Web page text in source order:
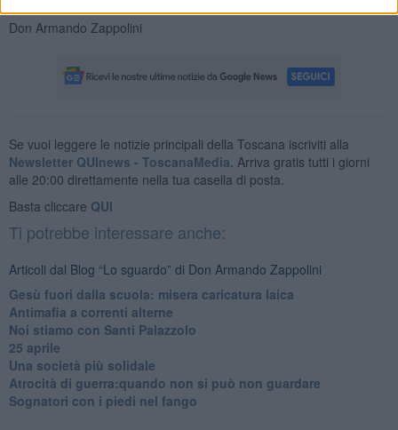
Don Armando Zappolini
Se vuoi leggere le notizie principali della Toscana iscriviti alla
Newsletter QUInews - ToscanaMedia. Arriva gratis tutti i giorni
alle 20:00 direttamente nella tua casella di posta.
Basta cliccare QUI
Ti potrebbe interessare anche:
Articoli dal Blog “Lo sguardo” di Don Armando Zappolini
Gesù fuori dalla scuola: misera caricatura laica
Antimafia a correnti alterne
Noi stiamo con Santi Palazzolo
25 aprile
​Una società più solidale
​Atrocità di guerra:quando non si può non guardare
​Sognatori con i piedi nel fango